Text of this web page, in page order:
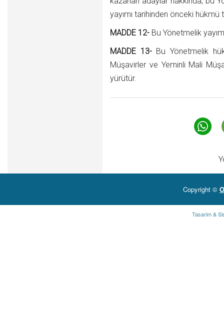
yayımı tarihinden önceki hükmü
MADDE 12- Bu Yönetmelik
MADDE 13- Bu Yönetmelik
Müşavirler ve Yeminli Mali
yürütür.
Copyright ©
Tasarim &